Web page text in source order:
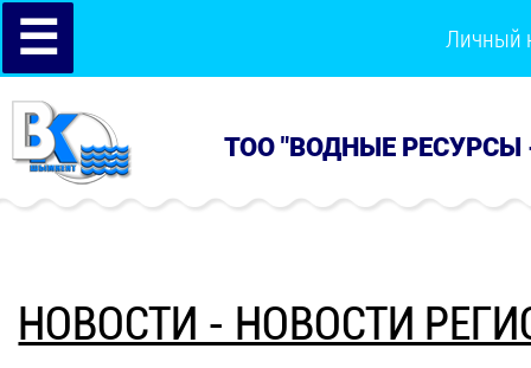
☰ Личный
ТОО "ВОДНЫЕ РЕСУРСЫ
НОВОСТИ - НОВОСТИ